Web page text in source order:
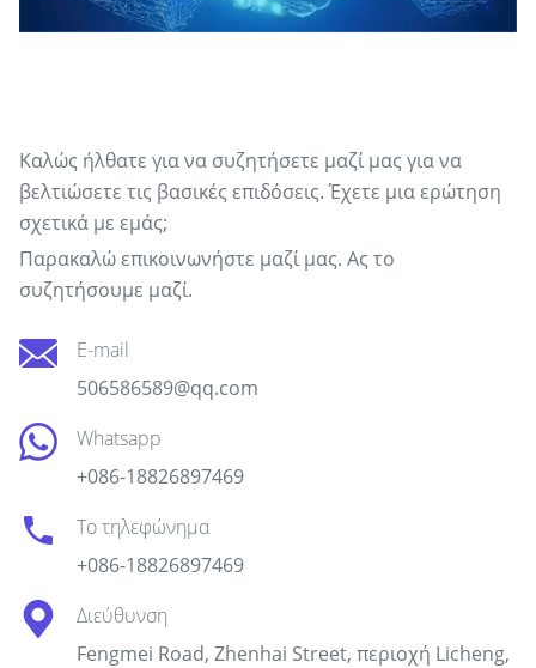
Καλώς ήλθατε για να συζητήσετε μαζί μας για να
βελτιώσετε τις βασικές επιδόσεις. Έχετε μια ερώτηση
σχετικά με εμάς;
Παρακαλώ επικοινωνήστε μαζί μας. Ας το
συζητήσουμε μαζί.
E-mail
506586589@qq.com
Whatsapp
+086-18826897469
Το τηλεφώνημα
+086-18826897469
Διεύθυνση
Fengmei Road, Zhenhai Street, περιοχή Licheng,